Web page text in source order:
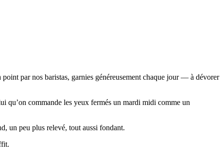
par nos baristas, garnies généreusement chaque jour — à dévorer
qu’on commande les yeux fermés un mardi midi comme un
un peu plus relevé, tout aussi fondant.